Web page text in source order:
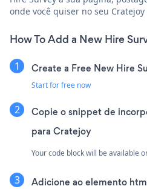
onde você quiser no seu Cratejoy
How To Add a New Hire
Create a Free New Hire
Start for free now
Copie o snippet de
para Cratejoy
Your code block will be available
Adicione ao elemento